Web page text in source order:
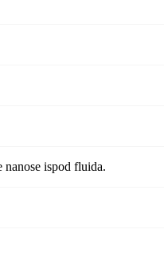
ispod fluida.